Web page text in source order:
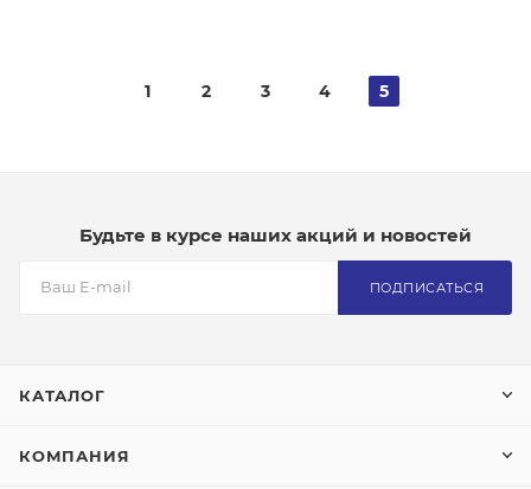
1 2 3 4 5
Будьте в курсе наших акций и новостей
ПОДПИСАТЬСЯ
КАТАЛОГ
КОМПАНИЯ